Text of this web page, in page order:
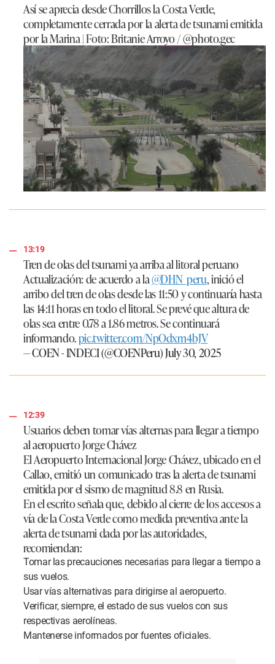
Así se aprecia desde Chorrillos la Costa Verde,
completamente cerrada por la alerta de tsunami emitida
por la Marina | Foto:Britanie Arroyo / @photo.gec
13:19
Tren de olas del tsunami ya arriba al litoral peruano
Actualización: de acuerdo a la@DHN_peru, inició el
arribo del tren de olas desde las 11:50 y continuaría hasta
las 14:11 horas en todo el litoral. Se prevé que altura de
olas sea entre 0.78 a 1.86 metros. Se continuará
informando.pic.twitter.com/NpOdxm4bJV
— COEN - INDECI (@COENPeru)July 30, 2025
12:39
Usuarios deben tomar vías alternas para llegar a tiempo
al aeropuerto Jorge Chávez
El Aeropuerto Internacional Jorge Chávez, ubicado en el
Callao, emitió un comunicado tras la alerta de tsunami
emitida por el sismo de magnitud 8.8 en Rusia.
En el escrito señala que, debido al cierre de los accesos a
vía de la Costa Verde como medida preventiva ante la
alerta de tsunami dada por las autoridades,
recomiendan:
Tomar las precauciones necesarias para llegar a tiempo a
sus vuelos.
Usar vías alternativas para dirigirse al aeropuerto.
Verificar, siempre, el estado de sus vuelos con sus
respectivas aerolíneas.
Mantenerse informados por fuentes oficiales.